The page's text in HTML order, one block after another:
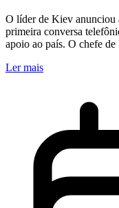
O líder de Kiev anunciou
primeira conversa
apoio ao país. O chefe
Ler mais